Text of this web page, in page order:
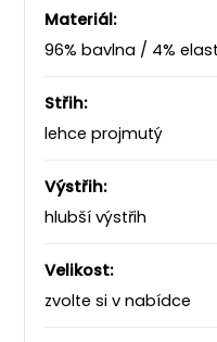
Materiál:
96% bavlna / 4%
Střih:
lehce projmutý
Výstřih:
hlubší výstřih
Velikost:
zvolte si v nabídce